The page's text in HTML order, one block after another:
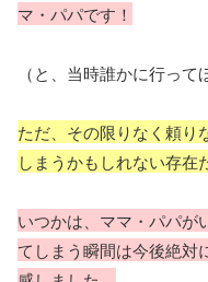
マ・パパです！
（と、当時誰かに行って
ただ、その限りなく頼り
しまうかもしれない存在
いつかは、ママ・パパが
てしまう瞬間は今後絶対